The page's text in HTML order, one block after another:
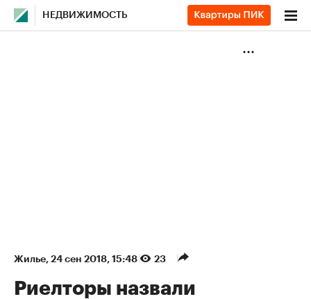
НЕДВИЖИМОСТЬ
Жилье⁠, 24 сен 2018, 15:48 23
Риелторы назвали